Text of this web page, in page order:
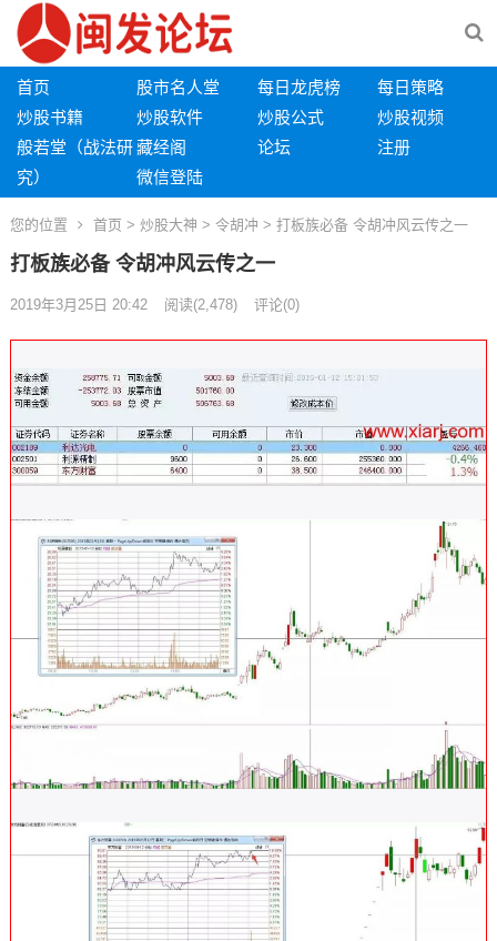
首页 股市名人堂 每日龙虎榜
每日策略
炒股书籍
炒股软件 炒股公式
炒股视频
般若堂（战法研
究）
藏经阁 论坛
注册
微信登陆
您的位置 首页 > 炒股大神 > 令胡冲 > 打板族必备 令胡冲风云传之一
打板族必备 令胡冲风云传之一
2019年3月25日 20:42 阅读(2,478) 评论(0)